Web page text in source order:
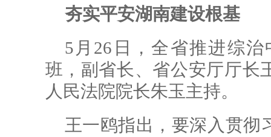
夯实平安湖南建设根基
5月26日，全省推进综
班，副省长、省公安厅厅长
人民法院院长朱玉主持。
王一鸥指出，要深入贯彻